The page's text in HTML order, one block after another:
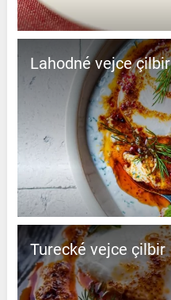
Lahodné vejce çilbir
Turecké vejce çilbir